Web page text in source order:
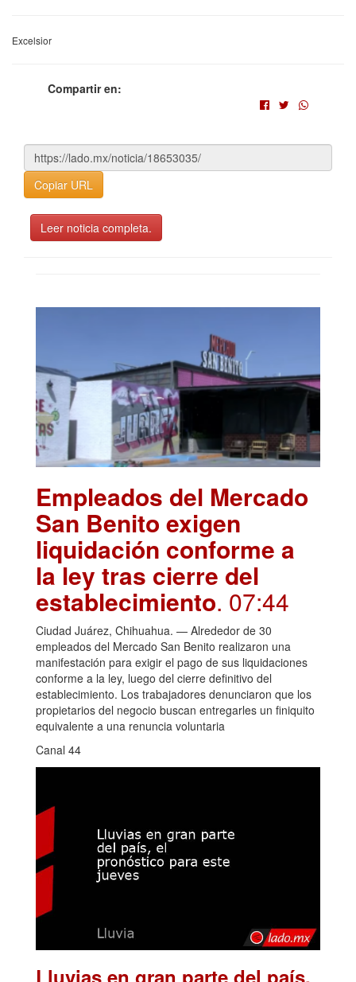
Excelsior
Compartir en:
Copiar URL
Leer noticia completa.
Empleados del Mercado
San Benito exigen
liquidación conforme a
la ley tras cierre del
establecimiento. 07:44
Ciudad Juárez, Chihuahua. — Alrededor de 30
empleados del Mercado San Benito realizaron una
manifestación para exigir el pago de sus liquidaciones
conforme a la ley, luego del cierre definitivo del
establecimiento. Los trabajadores denunciaron que los
propietarios del negocio buscan entregarles un finiquito
equivalente a una renuncia voluntaria
Canal 44